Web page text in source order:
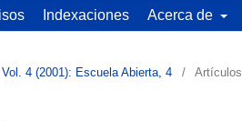
Indexaciones Acerca de
Vol. 4 (2001): Escuela Abierta, 4 / Artículos